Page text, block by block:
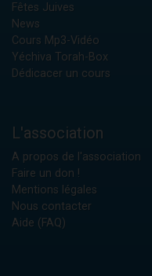
Fêtes Juives
News
Cours Mp3-Vidéo
Yéchiva Torah-Box
Dédicacer un cours
L'association
A propos de l'association
Faire un don !
Mentions légales
Nous contacter
Aide (FAQ)